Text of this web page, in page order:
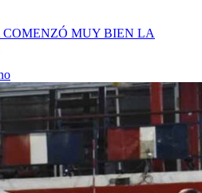
MUY BIEN LA